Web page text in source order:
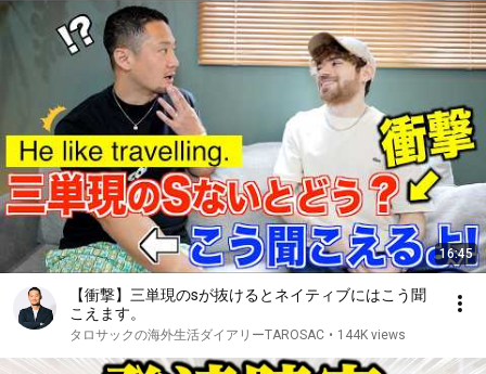
16:45
【衝撃】三単現のsが抜けるとネイティブにはこう聞
こえます。
タロサックの海外生活ダイアリーTAROSAC • 144K views